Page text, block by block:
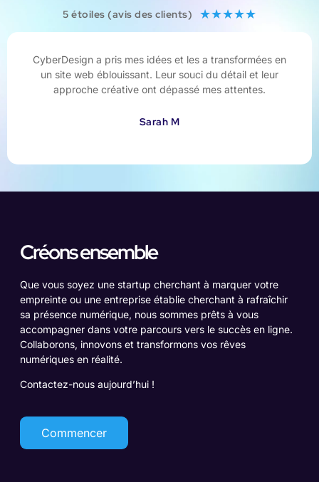
5 étoiles (avis des clients) ★★★★★
CyberDesign a pris mes idées et les a transformées en
un site web éblouissant. Leur souci du détail et leur
approche créative ont dépassé mes attentes.
Sarah M
Créons ensemble
Que vous soyez une startup cherchant à marquer votre
empreinte ou une entreprise établie cherchant à rafraîchir
sa présence numérique, nous sommes prêts à vous
accompagner dans votre parcours vers le succès en ligne.
Collaborons, innovons et transformons vos rêves
numériques en réalité.
Contactez-nous aujourd’hui !
Commencer